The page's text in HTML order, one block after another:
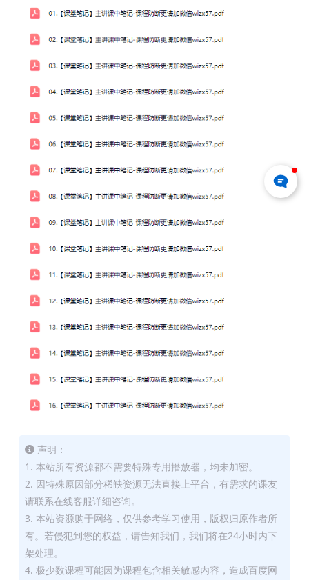
声明：
1. 本站所有资源都不需要特殊专用播放器，均未加密。
2. 因特殊原因部分稀缺资源无法直接上平台，有需求的课友
请联系在线客服详细咨询。
3. 本站资源购于网络，仅供参考学习使用，版权归原作者所
有。若侵犯到您的权益，请告知我们，我们将在24小时内下
架处理。
4. 极少数课程可能因为课程包含相关敏感内容，造成百度网